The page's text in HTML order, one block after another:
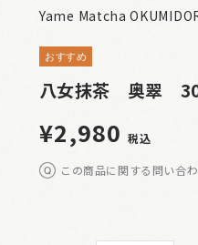
Yame Matcha
おすすめ
八女抹茶 奥翠
¥2,980 税込
この商品に関する問い合